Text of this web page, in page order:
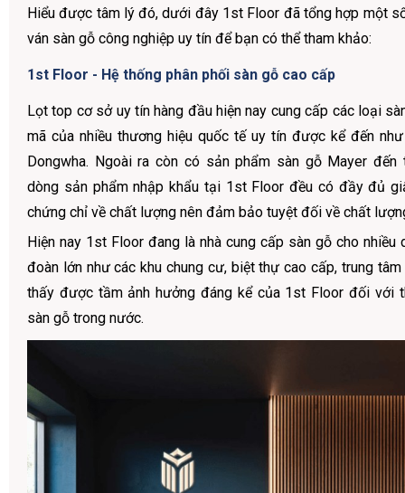
Hiểu được tâm lý đó, dưới đây 1st Floor đã tổng hợp một
ván sàn gỗ công nghiệp uy tín để bạn có thể tham khảo:
1st Floor - Hệ thống phân phối sàn gỗ cao cấp
Lọt top cơ sở uy tín hàng đầu hiện nay cung cấp các loại
mã của nhiều thương hiệu quốc tế uy tín được kể đến
Dongwha. Ngoài ra còn có sản phẩm sàn gỗ Mayer
dòng sản phẩm nhập khẩu tại 1st Floor đều có đầy đủ
chứng chỉ về chất lượng nên đảm bảo tuyệt đối về chất
Hiện nay 1st Floor đang là nhà cung cấp sàn gỗ cho nhiều
đoàn lớn như các khu chung cư, biệt thự cao cấp, trung
thấy được tầm ảnh hưởng đáng kể của 1st Floor đối với
sàn gỗ trong nước.